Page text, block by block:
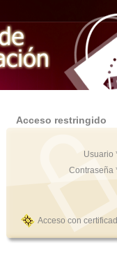
Acceso restringido
Usuario
Contraseña
Acceso con